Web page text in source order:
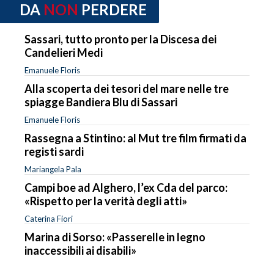
DA NON PERDERE
Sassari, tutto pronto per la Discesa dei
Candelieri Medi
Emanuele Floris
Alla scoperta dei tesori del mare nelle tre
spiagge Bandiera Blu di Sassari
Emanuele Floris
Rassegna a Stintino: al Mut tre film firmati da
registi sardi
Mariangela Pala
Campi boe ad Alghero, l’ex Cda del parco:
«Rispetto per la verità degli atti»
Caterina Fiori
Marina di Sorso: «Passerelle in legno
inaccessibili ai disabili»